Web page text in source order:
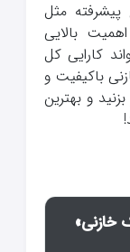
پیشرفته مثل
بالایی
کارایی کل
باکیفیت و
و بهترین
خازنی»